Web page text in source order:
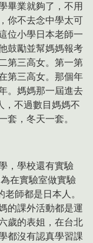
畢業就夠了，不用
你不去念中學太可
位小學日本老師一
鼓勵並幫媽媽報考
第三高女。第一第
第三高女。那個年
。媽媽那一屆進去
，不過數目媽媽不
套，冬天一套。
，學校還有實驗
在實驗室做實驗
師都是日本人。
的課外活動都是運
歲的表姐，在台北
都沒有認真學習課